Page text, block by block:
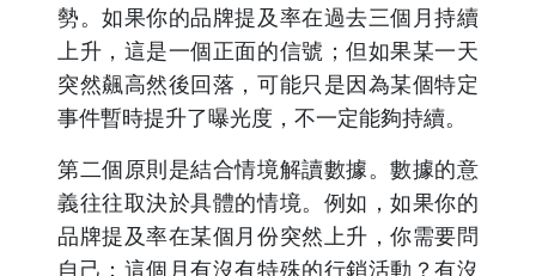
勢。如果你的品牌提及率在過去三個月持續
上升，這是一個正面的信號；但如果某一天
突然飆高然後回落，可能只是因為某個特定
事件暫時提升了曝光度，不一定能夠持續。
第二個原則是結合情境解讀數據。數據的意
義往往取決於具體的情境。例如，如果你的
品牌提及率在某個月份突然上升，你需要問
自己：這個月有沒有特殊的行銷活動？有沒